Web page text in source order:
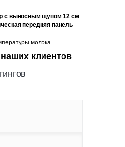
с выносным щупом 12 см
передняя панель
молока.
клиентов